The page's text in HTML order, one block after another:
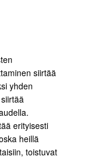
siirtää
yhden
erityisesti
heillä
toistuvat